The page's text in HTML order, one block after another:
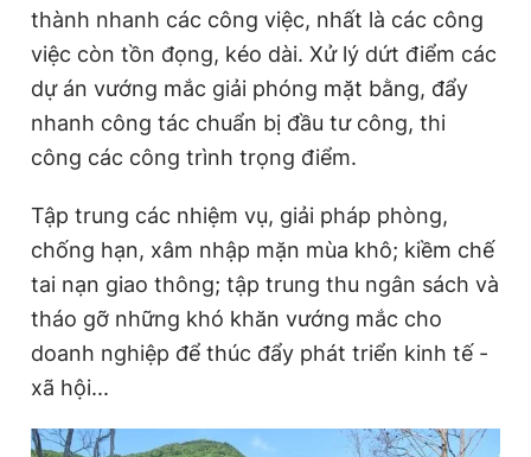
thành nhanh các công việc, nhất là các công
việc còn tồn đọng, kéo dài. Xử lý dứt điểm các
dự án vướng mắc giải phóng mặt bằng, đẩy
nhanh công tác chuẩn bị đầu tư công, thi
công các công trình trọng điểm.
Tập trung các nhiệm vụ, giải pháp phòng,
chống hạn, xâm nhập mặn mùa khô; kiềm chế
tai nạn giao thông; tập trung thu ngân sách và
tháo gỡ những khó khăn vướng mắc cho
doanh nghiệp để thúc đẩy phát triển kinh tế -
xã hội...